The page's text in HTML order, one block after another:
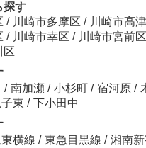
探す
/ 川崎市多摩区 / 川崎市高
/ 川崎市幸区 / 川崎市宮前区
区
/ 南加瀬 / 小杉町 / 宿河原 /
東 / 下小田中
横線 / 東急目黒線 / 湘南